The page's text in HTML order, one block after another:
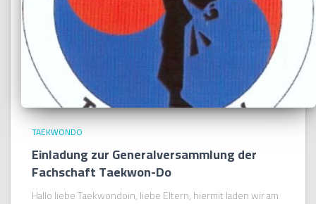
TAEKWONDO
Einladung zur Generalversammlung der
Fachschaft Taekwon-Do
Hallo liebe Taekwondoin, liebe Eltern, hiermit laden wir am